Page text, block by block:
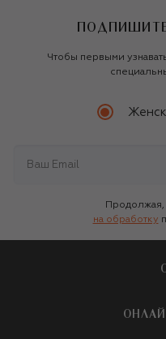
Чтобы первыми
Продолжая,
на обработку
О